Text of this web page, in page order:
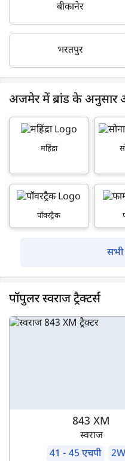
बीकानेर
भरतपुर
अजमेर में ब्रांड के अनुसार
महिंद्रा
पॉवरट्रैक
सभी
पॉपुलर स्वराज ट्रैक्टर्स
843 XM
स्वराज
41 - 45 एचपी